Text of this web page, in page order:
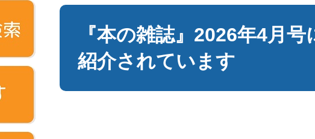
『本の雑誌』2026年4月
紹介されています